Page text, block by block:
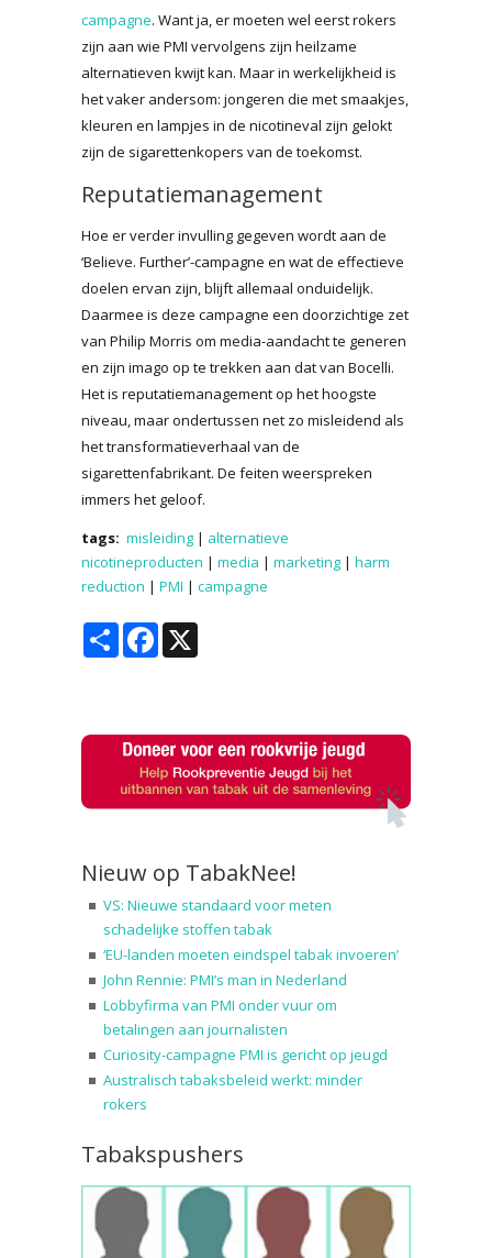
campagne. Want ja, er moeten wel eerst rokers
zijn aan wie PMI vervolgens zijn heilzame
alternatieven kwijt kan. Maar in werkelijkheid is
het vaker andersom: jongeren die met smaakjes,
kleuren en lampjes in de nicotineval zijn gelokt
zijn de sigarettenkopers van de toekomst.
Reputatiemanagement
Hoe er verder invulling gegeven wordt aan de
‘Believe. Further’-campagne en wat de effectieve
doelen ervan zijn, blijft allemaal onduidelijk.
Daarmee is deze campagne een doorzichtige zet
van Philip Morris om media-aandacht te generen
en zijn imago op te trekken aan dat van Bocelli.
Het is reputatiemanagement op het hoogste
niveau, maar ondertussen net zo misleidend als
het transformatieverhaal van de
sigarettenfabrikant. De feiten weerspreken
immers het geloof.
tags: misleiding | alternatieve
nicotineproducten | media | marketing | harm
reduction | PMI | campagne
Share Facebook
Nieuw op TabakNee!
VS: Nieuwe standaard voor meten
schadelijke stoffen tabak
‘EU-landen moeten eindspel tabak invoeren’
John Rennie: PMI’s man in Nederland
Lobbyfirma van PMI onder vuur om
betalingen aan journalisten
Curiosity-campagne PMI is gericht op jeugd
Australisch tabaksbeleid werkt: minder
rokers
Tabakspushers